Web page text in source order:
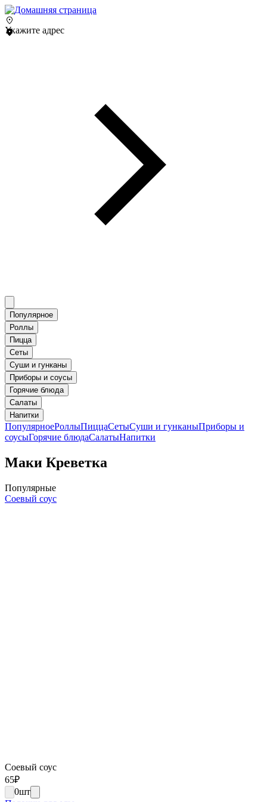
Укажите адрес
Популярное
Роллы
Пицца
Сеты
Суши и гунканы
Приборы и соусы
Горячие блюда
Салаты
Напитки
ПопулярноеРоллыПиццаСетыСуши и гунканыПриборы и
соусыГорячие блюдаСалатыНапитки
Маки Креветка
Популярные
Соевый соус
Соевый соус
65₽
0шт